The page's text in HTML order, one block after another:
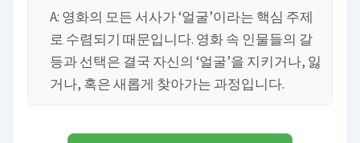
A: 영화의 모든 서사가 ‘얼굴’이라는 핵심 주제
로 수렴되기 때문입니다. 영화 속 인물들의 갈
등과 선택은 결국 자신의 ‘얼굴’을 지키거나, 잃
거나, 혹은 새롭게 찾아가는 과정입니다.